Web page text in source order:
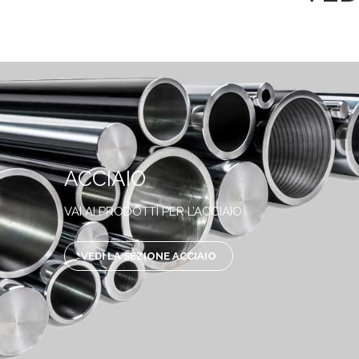
ACCIAIO
VAI AI PRODOTTI PER L’ACCIAIO
VEDI LA SEZIONE ACCIAIO